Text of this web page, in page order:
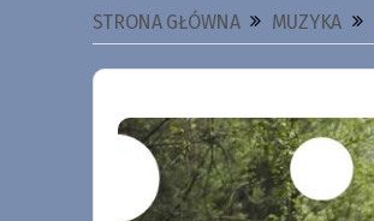
STRONA GŁÓWNA MUZYKA